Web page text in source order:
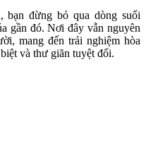
bạn đừng bỏ qua dòng suối
gần đó. Nơi đây vẫn nguyên
mang đến trải nghiệm hòa
và thư giãn tuyệt đối.